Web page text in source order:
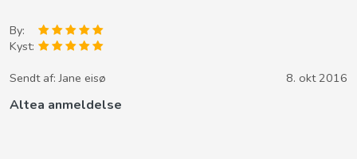
By:
Kyst:
Sendt af:Jane eisø 8. okt 2016
Altea anmeldelse